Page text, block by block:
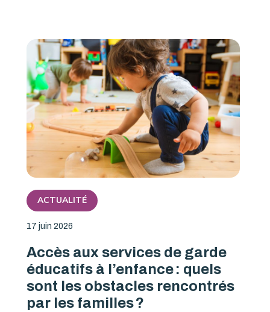
ACTUALITÉ
17 juin 2026
Accès aux services de garde
éducatifs à l’enfance : quels
sont les obstacles rencontrés
par les familles ?